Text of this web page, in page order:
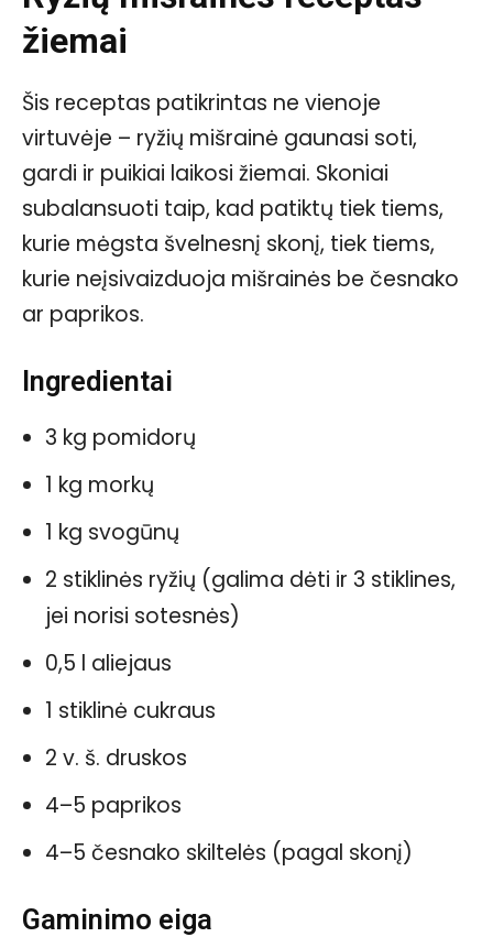
žiemai
Šis receptas patikrintas ne vienoje
virtuvėje – ryžių mišrainė gaunasi soti,
gardi ir puikiai laikosi žiemai. Skoniai
subalansuoti taip, kad patiktų tiek tiems,
kurie mėgsta švelnesnį skonį, tiek tiems,
kurie neįsivaizduoja mišrainės be česnako
ar paprikos.
Ingredientai
3 kg pomidorų
1 kg morkų
1 kg svogūnų
2 stiklinės ryžių (galima dėti ir 3 stiklines,
jei norisi sotesnės)
0,5 l aliejaus
1 stiklinė cukraus
2 v. š. druskos
4–5 paprikos
4–5 česnako skiltelės (pagal skonį)
Gaminimo eiga